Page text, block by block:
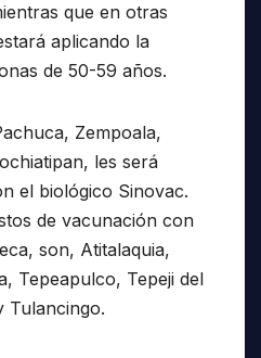
que en otras
aplicando la
de 50-59 años.
Zempoala,
les será
el biológico Sinovac.
de vacunación con
son, Atitalaquia,
Tepeapulco, Tepeji del
Tulancingo.